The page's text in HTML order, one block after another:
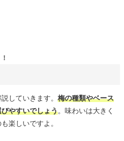
していきます。 梅の種類やベース
やすいでしょう。味わいは大きく
楽しいですよ。